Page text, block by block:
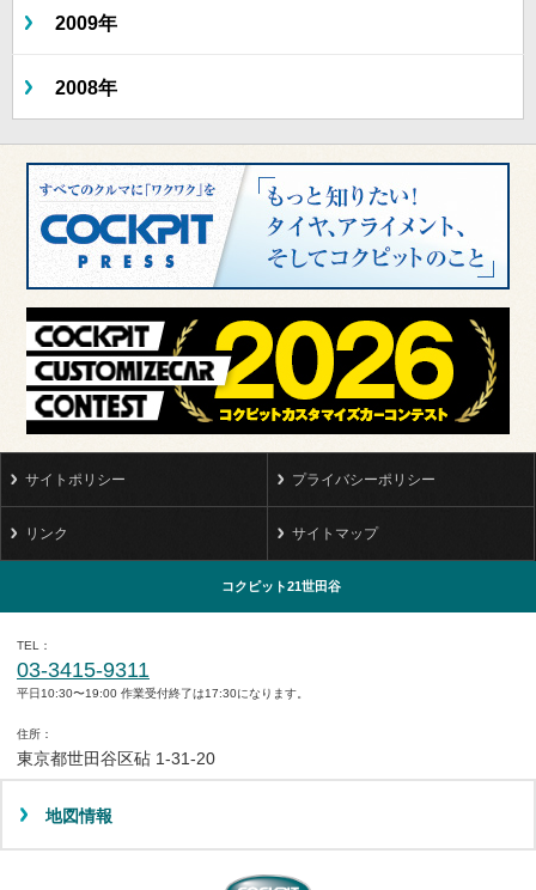
2009年
2008年
サイトポリシー プライバシーポリシー
リンク サイトマップ
コクピット21世田谷
TEL
03-3415-9311
平日10:30〜19:00 作業受付終了は17:30になります。
住所
東京都世田谷区砧 1-31-20
地図情報